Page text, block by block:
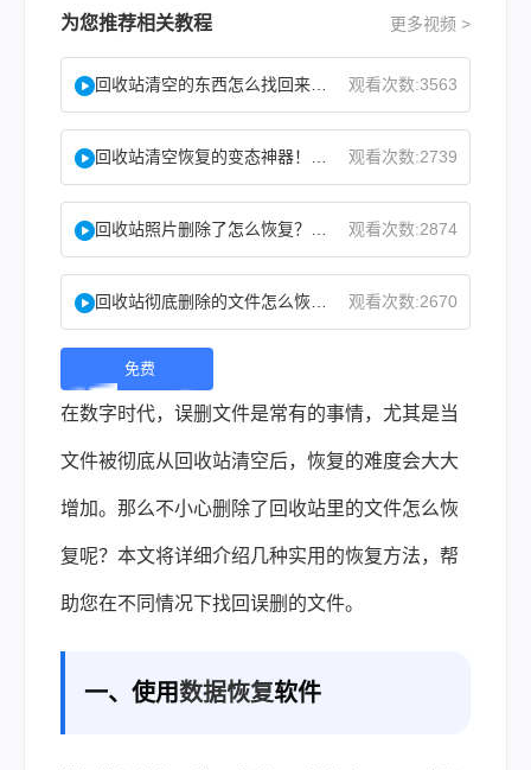
为您推荐相关教程 更多视频 >
观看次数:3563
观看次数:2739
观看次数:2874
观看次数:2670
免费
下
载 |
在数字时代，误删文件是常有的事情，尤其是当
文件被彻底从回收站清空后，恢复的难度会大大
增加。那么不小心删除了回收站里的文件怎么恢
复呢？本文将详细介绍几种实用的恢复方法，帮
助您在不同情况下找回误删的文件。
一、使用数据恢复软件